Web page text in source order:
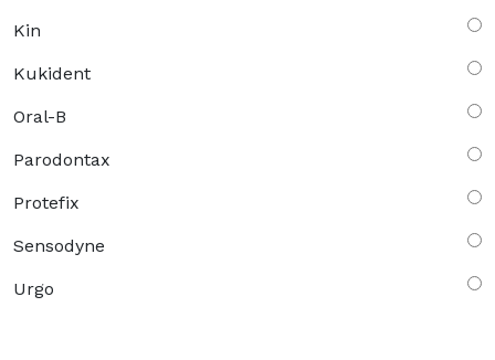
Kin
Kukident
Oral-B
Parodontax
Protefix
Sensodyne
Urgo